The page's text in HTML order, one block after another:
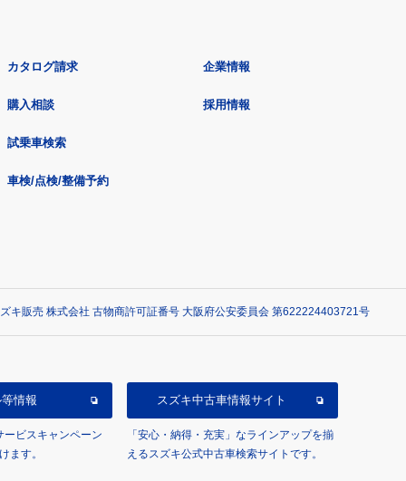
カタログ請求
購入相談
試乗車検索
車検/点検/整備予約
企業情報
採用情報
キ販売 株式会社 古物商許可証番号 大阪府公安委員会 第622224403721号
情報
ービスキャンペーン
ます。
スズキ中古車情報サイト
「安心・納得・充実」なラインアップを揃
えるスズキ公式中古車検索サイトです。